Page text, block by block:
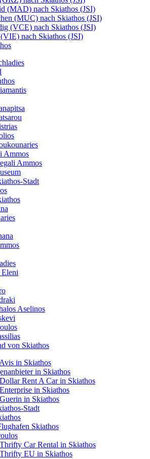
(MAD) nach Skiathos (JSI)
(MUC) nach Skiathos (JSI)
(VCE) nach Skiathos (JSI)
nach Skiathos (JSI)
Ammos
Ammos
Stadt
Aselinos
von Skiathos
in Skiathos
in Skiathos
Rent A Car in Skiathos
in Skiathos
in Skiathos
Stadt
Skiathos
Car Rental in Skiathos
EU in Skiathos